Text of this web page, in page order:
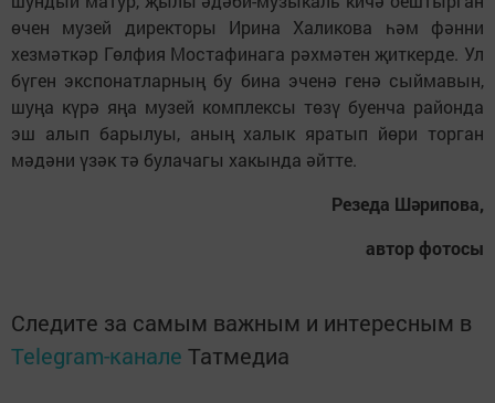
өчен музей директоры Ирина Халикова һәм фәнни
хезмәткәр Гөлфия Мостафинага рәхмәтен җиткерде. Ул
бүген экспонатларның бу бина эченә генә сыймавын,
шуңа күрә яңа музей комплексы төзү буенча районда
эш алып барылуы, аның халык яратып йөри торган
мәдәни үзәк тә булачагы хакында әйтте.
Резеда Шәрипова,
автор фотосы
Следите за самым важным и интересным в
Telegram-канале Татмедиа